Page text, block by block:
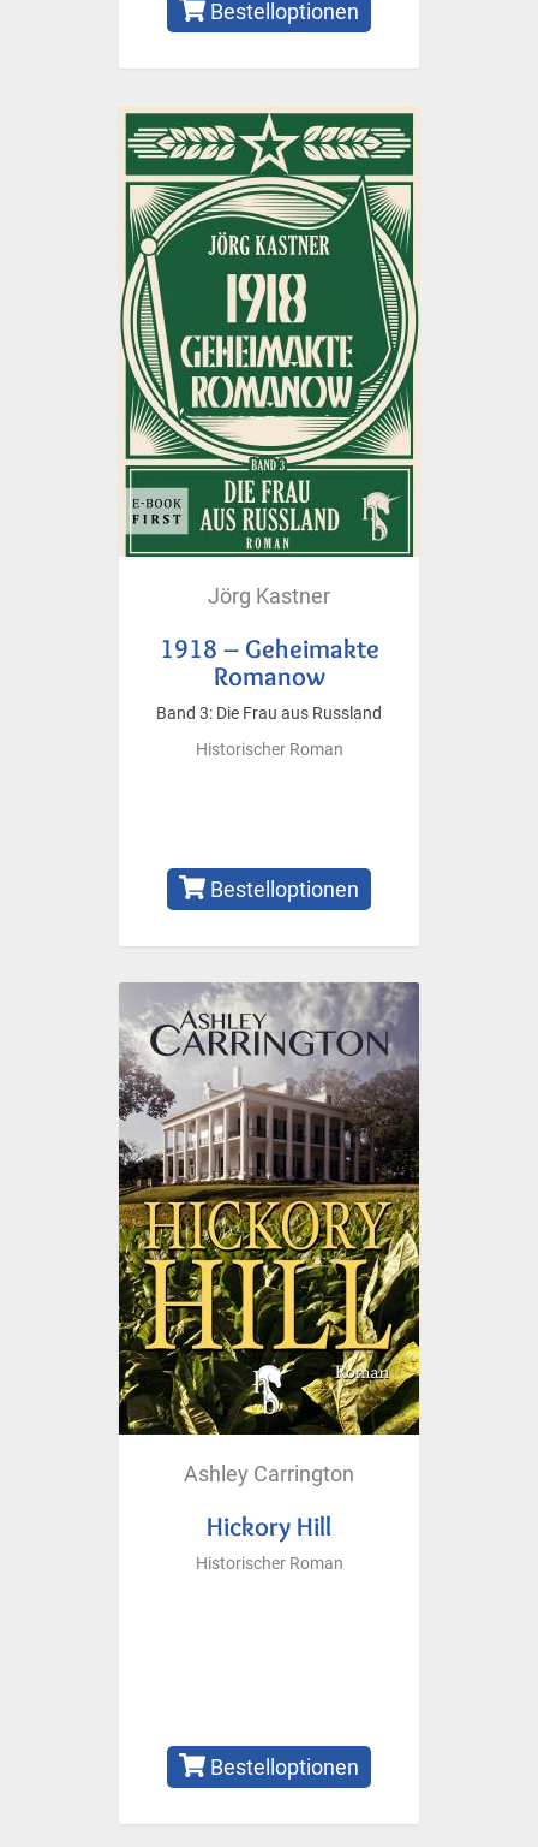
Bestelloptionen
Jörg Kastner
1918 – Geheimakte
Romanow
Band 3: Die Frau aus Russland
Historischer Roman
Bestelloptionen
Ashley Carrington
Hickory Hill
Historischer Roman
Bestelloptionen